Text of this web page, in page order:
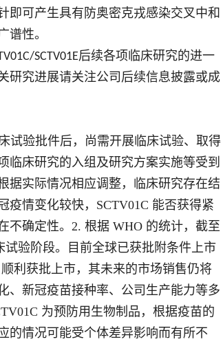
即可产生具有防奥密克戎感染交叉中和
谱性。
SCTV01E后续各项临床研究的进一
研究进展请关注公司后续信息披露或成
试验批件后，尚需开展临床试验、取得
临床研究的入组及研究方案实施等受到
据实际情况相应调整，临床研究存在结
疫情变化较快，SCTV01C 能否获得紧
不确定性。2. 根据 WHO 的统计，截至
试验阶段。目前全球已获批附条件上市
利获批上市，其未来的市场销售仍将
、新冠疫苗接种率、公司生产能力等多
为预防用生物制品，根据疫苗的
的情况可能受个体差异影响而有所不